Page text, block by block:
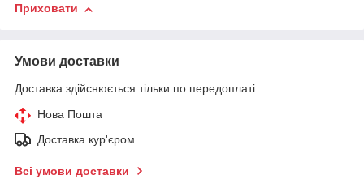
Приховати
Умови доставки
Доставка здійснюється тільки по передоплаті.
Нова Пошта
Доставка кур'єром
Всі умови доставки